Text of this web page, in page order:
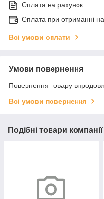
Оплата на рахунок
Оплата при отриманні
Всі умови оплати
Умови повернення
Повернення товару
Всі умови повернення
Подібні товари компанії